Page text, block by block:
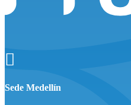

Sede Medellín